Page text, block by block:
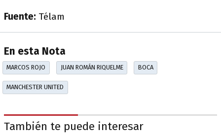
Fuente: Télam
En esta Nota
MARCOS ROJO JUAN ROMÁN RIQUELME BOCA
MANCHESTER UNITED
También te puede interesar